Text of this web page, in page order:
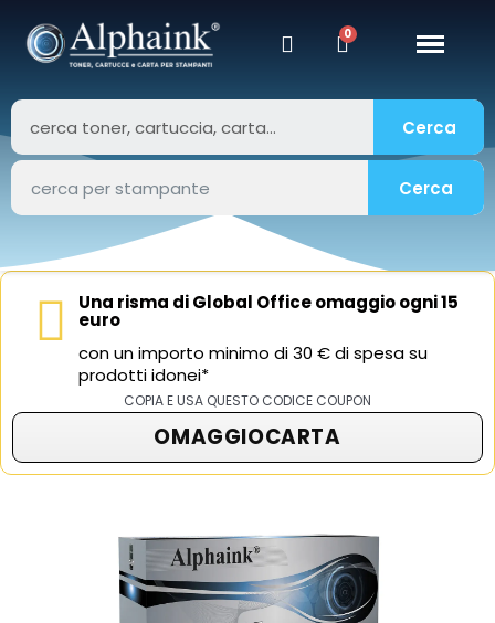
Cerca
Cerca
Una risma di Global Office omaggio ogni 15
euro
con un importo minimo di 30 € di spesa su
prodotti idonei*
COPIA E USA QUESTO CODICE COUPON
OMAGGIOCARTA